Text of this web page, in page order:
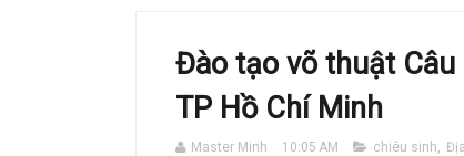
Đào tạo võ thuật
TP Hồ Chí Minh
Master Minh 10:05 AM chiêu sinh,